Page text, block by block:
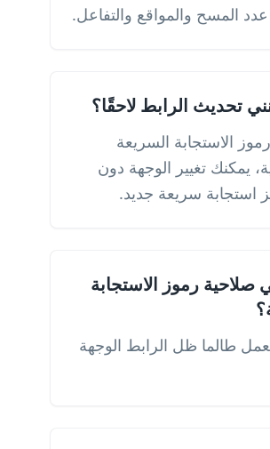
المسح والمواقع والتفاعل.
تحديث الرابط لاحقًا؟
الاستجابة السريعة
يمكنك تغيير الوجهة دون
استجابة سريعة جديد.
صلاحية رموز الاستجابة
طالما ظل الرابط الوجهة